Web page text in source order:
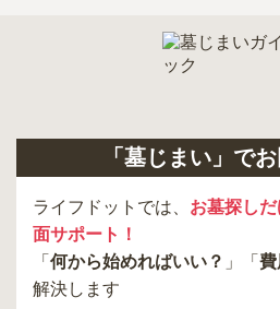
「墓じまい」で
ライフドットでは、 お墓探し
面サポート！
「 何から始めればいい？ 」「 費
解決します